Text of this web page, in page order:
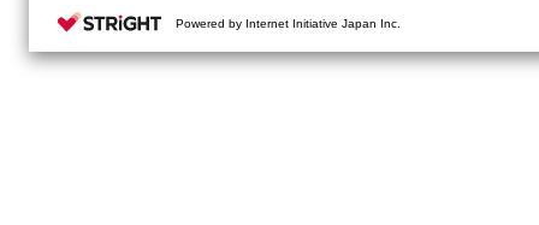
Powered by Internet Initiative Japan Inc.